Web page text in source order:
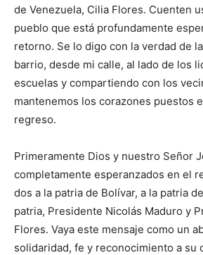
de Venezuela, Cilia Flores. Cuenten
pueblo que está profundamente
retorno. Se lo digo con la verdad de
barrio, desde mi calle, al lado de los
escuelas y compartiendo con los
mantenemos los corazones puestos
regreso.
​Primeramente Dios y nuestro Señor
completamente esperanzados en el
dos a la patria de Bolívar, a la patria
patria, Presidente Nicolás Maduro y
Flores. Vaya este mensaje como un
solidaridad, fe y reconocimiento a su